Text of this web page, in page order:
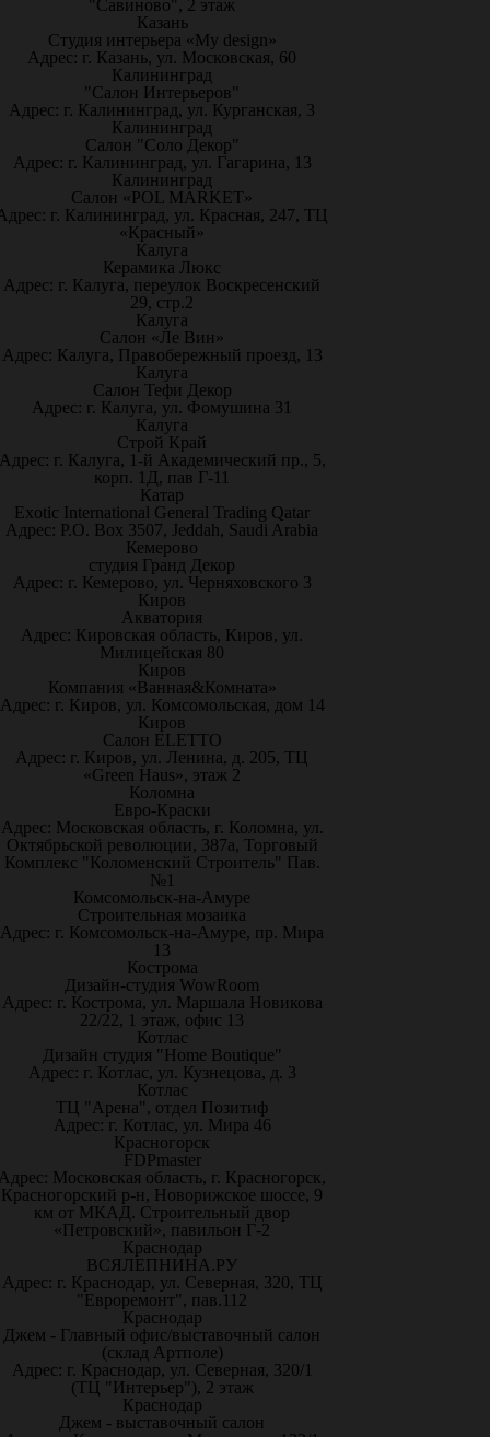
"Савиново", 2 этаж
Казань
Студия интерьера «My design»
Адрес: г. Казань, ул. Московская, 60
Калининград
"Салон Интерьеров"
Адрес: г. Калининград, ул. Курганская, 3
Калининград
Салон "Соло Декор"
Адрес: г. Калининград, ул. Гагарина, 13
Калининград
Салон «POL MARKET»
г. Калининград, ул. Красная, 247, ТЦ
«Красный»
Калуга
Керамика Люкс
Адрес: г. Калуга, переулок Воскресенский
29, стр.2
Калуга
Салон «Ле Вин»
Адрес: Калуга, Правобережный проезд, 13
Калуга
Салон Тефи Декор
Адрес: г. Калуга, ул. Фомушина 31
Калуга
Строй Край
г. Калуга, 1-й Академический пр., 5,
корп. 1Д, пав Г-11
Катар
Exotic International General Trading Qatar
Адрес: P.O. Box 3507, Jeddah, Saudi Arabia
Кемерово
студия Гранд Декор
Адрес: г. Кемерово, ул. Черняховского 3
Киров
Акватория
Адрес: Кировская область, Киров, ул.
Милицейская 80
Киров
Компания «Ванная&Комната»
Адрес: г. Киров, ул. Комсомольская, дом 14
Киров
Салон ELETTO
Адрес: г. Киров, ул. Ленина, д. 205, ТЦ
«Green Haus», этаж 2
Коломна
Евро-Краски
Адрес: Московская область, г. Коломна, ул.
Октябрьской революции, 387а, Торговый
Комплекс "Коломенский Строитель" Пав.
№1
Комсомольск-на-Амуре
Строительная мозаика
Адрес: г. Комсомольск-на-Амуре, пр. Мира
13
Кострома
Дизайн-студия WowRoom
Адрес: г. Кострома, ул. Маршала Новикова
22/22, 1 этаж, офис 13
Котлас
Дизайн студия "Home Boutique"
Адрес: г. Котлас, ул. Кузнецова, д. 3
Котлас
ТЦ "Арена", отдел Позитиф
Адрес: г. Котлас, ул. Мира 46
Красногорск
FDPmaster
Московская область, г. Красногорск,
Красногорский р-н, Новорижское шоссе, 9
км от МКАД. Строительный двор
«Петровский», павильон Г-2
Краснодар
ВСЯЛЕПНИНА.РУ
Адрес: г. Краснодар, ул. Северная, 320, ТЦ
"Евроремонт", пав.112
Краснодар
Джем - Главный офис/выставочный салон
(склад Артполе)
Адрес: г. Краснодар, ул. Северная, 320/1
(ТЦ "Интерьер"), 2 этаж
Краснодар
Джем - выставочный салон